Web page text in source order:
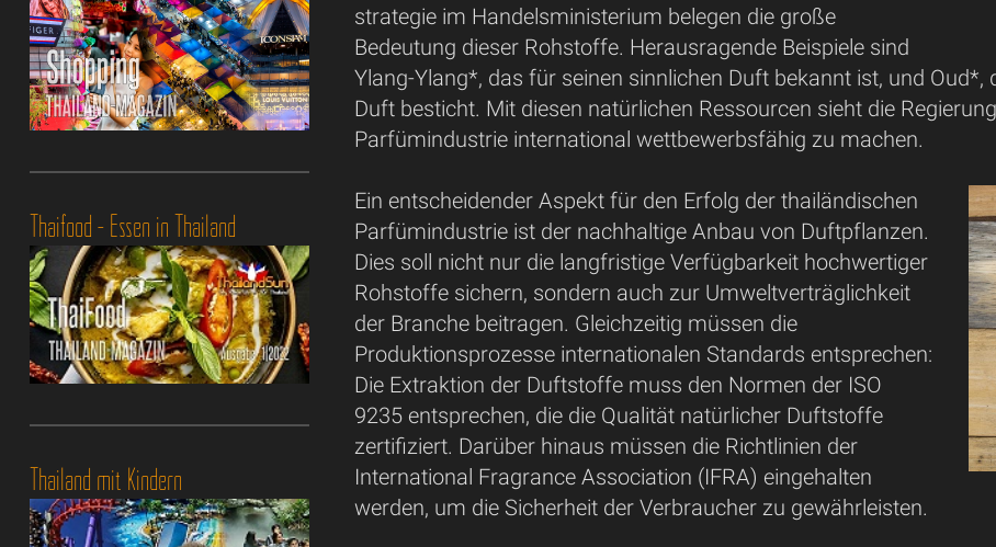
strategie im Handelsministerium belegen die große
Bedeutung dieser Rohstoffe. Herausragende Beispiele sind
Ylang-Ylang*, das für seinen sinnlichen Duft bekannt ist, und
Duft besticht. Mit diesen natürlichen Ressourcen sieht die
Parfümindustrie international wettbewerbsfähig zu machen.
Ein entscheidender Aspekt für den Erfolg der thailändischen
Parfümindustrie ist der nachhaltige Anbau von Duftpflanzen.
Dies soll nicht nur die langfristige Verfügbarkeit hochwertiger
Rohstoffe sichern, sondern auch zur Umweltverträglichkeit
der Branche beitragen. Gleichzeitig müssen die
Produktionsprozesse internationalen Standards entsprechen:
Die Extraktion der Duftstoffe muss den Normen der ISO
9235 entsprechen, die die Qualität natürlicher Duftstoffe
zertifiziert. Darüber hinaus müssen die Richtlinien der
International Fragrance Association (IFRA) eingehalten
werden, um die Sicherheit der Verbraucher zu gewährleisten.
Thaifood - Essen in Thailand
Thailand mit Kindern